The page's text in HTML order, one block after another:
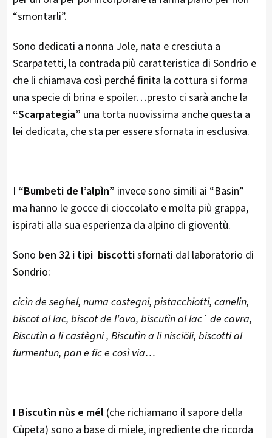
“smontarli”.
Sono dedicati a nonna Jole, nata e cresciuta a
Scarpatetti, la contrada più caratteristica di Sondrio e
che li chiamava così perché finita la cottura si forma
una specie di brina e spoiler…presto ci sarà anche la
“Scarpategia” una torta nuovissima anche questa a
lei dedicata, che sta per essere sfornata in esclusiva.
I “Bumbeti de l’alpìn” invece sono simili ai “Basin”
ma hanno le gocce di cioccolato e molta più grappa,
ispirati alla sua esperienza da alpino di gioventù.
Sono ben 32 i tipi biscottisfornati dal laboratorio di
Sondrio:
cicìn de seghel, numa castegni, pistacchiotti, canelin,
biscot al lac, biscot de l'ava, biscutìn al lac` de cavra,
Biscutìn a li castègni , Biscutìn a li nisciöli, biscotti al
furmentun, pan e fic e così via…
I Biscutìn nùs e mél (che richiamano il sapore della
Cùpeta) sono a base di miele, ingrediente che ricorda